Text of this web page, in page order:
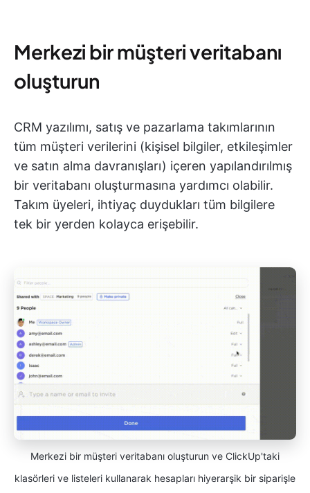
Merkezi bir müşteri veritabanı
oluşturun
CRM yazılımı, satış ve pazarlama takımlarının
tüm müşteri verilerini (kişisel bilgiler, etkileşimler
ve satın alma davranışları) içeren yapılandırılmış
bir veritabanı oluşturmasına yardımcı olabilir.
Takım üyeleri, ihtiyaç duydukları tüm bilgilere
tek bir yerden kolayca erişebilir.
Merkezi bir müşteri veritabanı oluşturun ve ClickUp'taki
klasörleri ve listeleri kullanarak hesapları hiyerarşik bir siparişle